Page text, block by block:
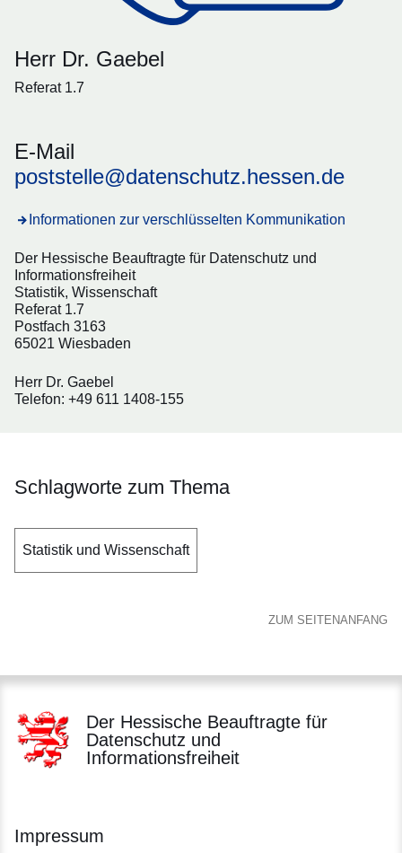
Herr Dr. Gaebel
Referat 1.7
E-Mail
poststelle@datenschutz.hessen.de
Informationen zur verschlüsselten Kommunikation
Der Hessische Beauftragte für Datenschutz und
Informationsfreiheit
Statistik, Wissenschaft
Referat 1.7
Postfach 3163
65021 Wiesbaden
Herr Dr. Gaebel
Telefon: +49 611 1408-155
Schlagworte zum Thema
Statistik und Wissenschaft
ZUM SEITENANFANG
Der Hessische Beauftragte für
Datenschutz und
Informationsfreiheit
Impressum